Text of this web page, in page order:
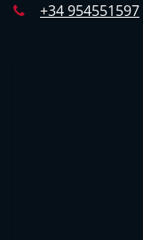
+34 954551597